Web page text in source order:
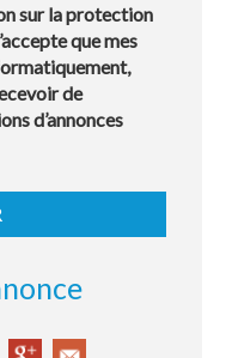
sur la protection
que mes
de
d’annonces